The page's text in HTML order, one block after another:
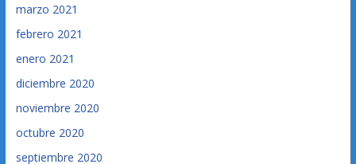
marzo 2021
febrero 2021
enero 2021
diciembre 2020
noviembre 2020
octubre 2020
septiembre 2020